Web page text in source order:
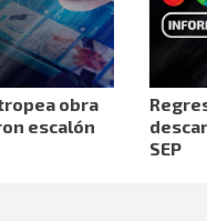
obra
escalón
SEP